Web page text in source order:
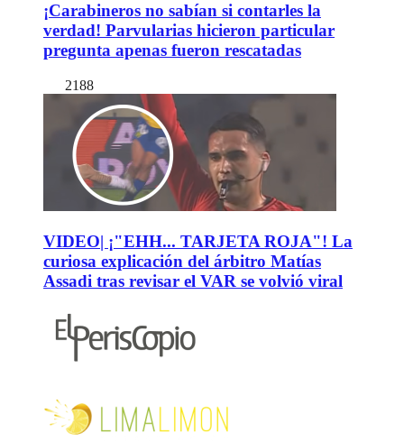
¡Carabineros no sabían si contarles la
verdad! Parvularias hicieron particular
pregunta apenas fueron rescatadas
2188
VIDEO| ¡"EHH... TARJETA ROJA"! La
curiosa explicación del árbitro Matías
Assadi tras revisar el VAR se volvió viral